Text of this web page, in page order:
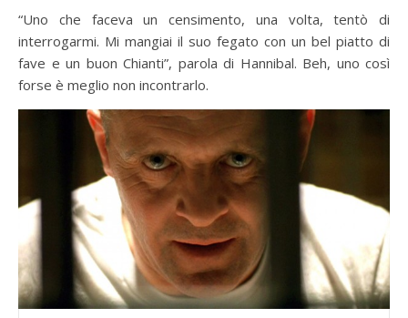
“Uno che faceva un censimento, una volta, tentò di
interrogarmi. Mi mangiai il suo fegato con un bel piatto di
fave e un buon Chianti”, parola di Hannibal. Beh, uno così
forse è meglio non incontrarlo.